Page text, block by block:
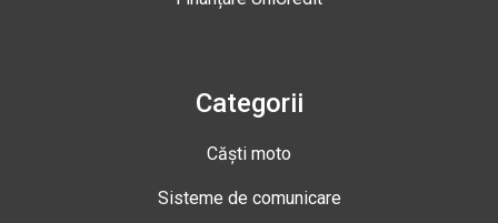
Categorii
Căști moto
Sisteme de comunicare